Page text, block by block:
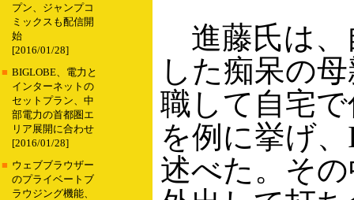
プン、ジャンプコ
ミックスも配信開
始
[2016/01/28]
■ BIGLOBE、電力と
インターネットの
セットプラン、中
部電力の首都圏エ
リア展開に合わせ
[2016/01/28]
■ ウェブブラウザー
のプライベートブ
ラウジング機能、
進藤氏は、
した痴呆の
職して自宅
を例に挙げ
述べた。そ